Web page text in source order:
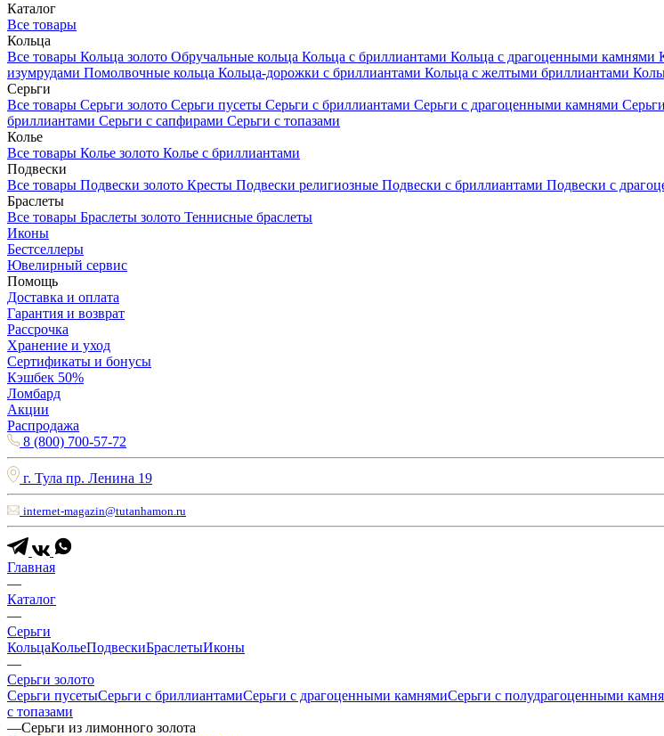
Каталог
Все товары
Кольца
Все товары Кольца золото Обручальные кольца Кольца с бриллиантами Кольца с драгоценными камнями
изумрудами Помолвочные кольца Кольца-дорожки с бриллиантами Кольца с желтыми бриллиантами
Серьги
Все товары Серьги золото Серьги пусеты Серьги с бриллиантами Серьги с драгоценными камнями
бриллиантами Серьги с сапфирами Серьги с топазами
Колье
Все товары Колье золото Колье с бриллиантами
Подвески
Все товары Подвески золото Кресты Подвески религиозные Подвески с бриллиантами Подвески с
Браслеты
Все товары Браслеты золото Теннисные браслеты
Иконы
Бестселлеры
Ювелирный сервис
Помощь
Доставка и оплата
Гарантия и возврат
Рассрочка
Хранение и уход
Сертификаты и бонусы
Кэшбек 50%
Ломбард
Акции
Распродажа
8 (800) 700-57-72
г. Тула пр. Ленина 19
internet-magazin@tutanhamon.ru
Главная
—
Каталог
—
Серьги
КольцаКольеПодвескиБраслетыИконы
—
Серьги золото
Серьги пусетыСерьги с бриллиантамиСерьги с драгоценными камнямиСерьги с полудрагоценными
с топазами
—Серьги из лимонного золота